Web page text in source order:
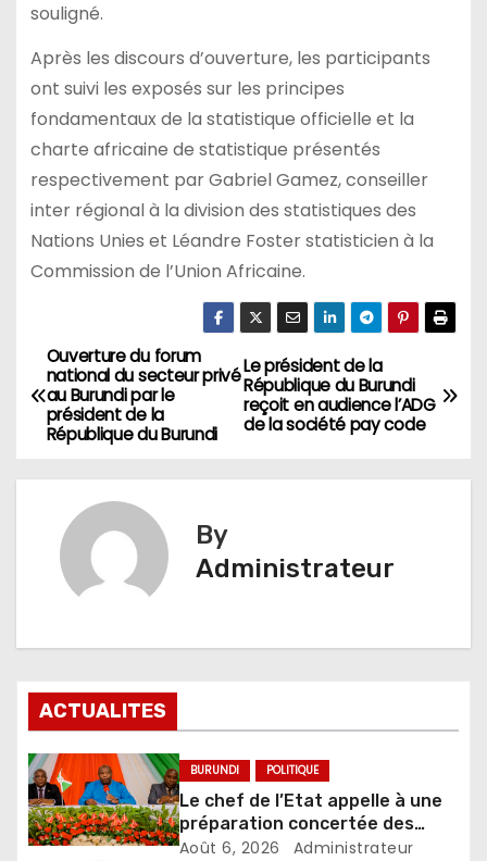
souligné.
Après les discours d’ouverture, les participants
ont suivi les exposés sur les principes
fondamentaux de la statistique officielle et la
charte africaine de statistique présentés
respectivement par Gabriel Gamez, conseiller
inter régional à la division des statistiques des
Nations Unies et Léandre Foster statisticien à la
Commission de l’Union Africaine.
Navigation
de
Le président de la
République du Burundi
reçoit en audience l’ADG
de la société pay code
Ouverture du forum
national du secteur privé
au Burundi par le
président de la
République du Burundi
By
Administrateur
ACTUALITES
BURUNDI POLITIQUE
Le chef de l’Etat appelle à une
préparation concertée des
élections de 2027
Août 6, 2026 Administrateur